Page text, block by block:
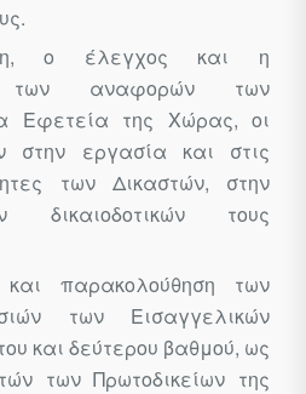
ο έλεγχος και η
των αναφορών των
Εφετεία της Χώρας, οι
στην εργασία και στις
των Δικαστών, στην
δικαιοδοτικών τους
παρακολούθηση των
των Εισαγγελικών
και δεύτερου βαθμού, ως
των Πρωτοδικείων της